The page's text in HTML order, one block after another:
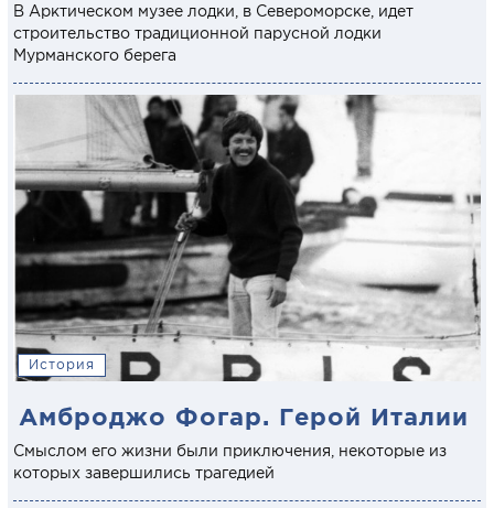
В Арктическом музее лодки, в Североморске, идет
строительство традиционной парусной лодки
Мурманского берега
История
Амброджо Фогар. Герой Италии
Смыслом его жизни были приключения, некоторые из
которых завершились трагедией